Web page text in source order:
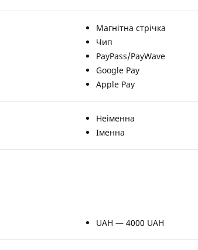
Магнітна стрічка
Чип
PayPass/PayWave
Google Pay
Apple Pay
Неіменна
Іменна
UAH — 4000 UAH